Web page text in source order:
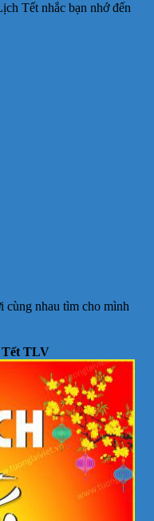
Tết nhắc bạn nhớ đến
cùng nhau tìm cho mình